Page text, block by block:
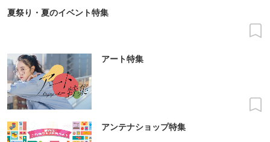
夏祭り・夏のイベント特集
アート特集
アンテナショップ特集